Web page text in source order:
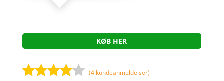
KØB HER
(4 kundeanmeldelser)